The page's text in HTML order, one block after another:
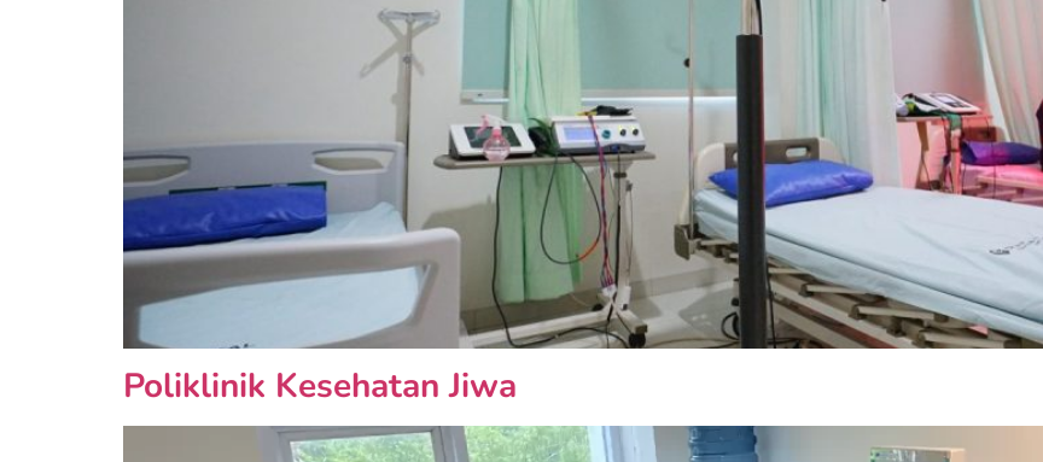
Poliklinik Kesehatan Jiwa